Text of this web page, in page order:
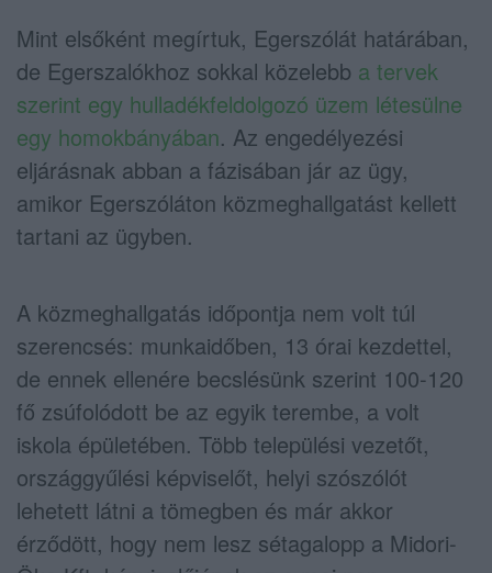
Mint elsőként megírtuk, Egerszólát határában,
de Egerszalókhoz sokkal közelebb a tervek
szerint egy hulladékfeldolgozó üzem létesülne
egy homokbányában. Az engedélyezési
eljárásnak abban a fázisában jár az ügy,
amikor Egerszóláton közmeghallgatást kellett
tartani az ügyben.
A közmeghallgatás időpontja nem volt túl
szerencsés: munkaidőben, 13 órai kezdettel,
de ennek ellenére becslésünk szerint 100-120
fő zsúfolódott be az egyik terembe, a volt
iskola épületében. Több települési vezetőt,
országgyűlési képviselőt, helyi szószólót
lehetett látni a tömegben és már akkor
érződött, hogy nem lesz sétagalopp a Midori-